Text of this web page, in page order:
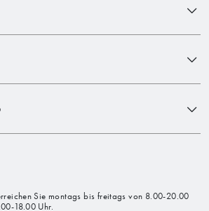
Sie montags bis freitags von 8.00-20.00
18.00 Uhr.